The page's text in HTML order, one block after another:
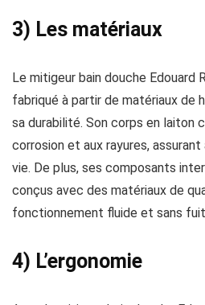
3) Les matériaux
Le mitigeur bain douche Edouard
fabriqué à partir de matériaux de
sa durabilité. Son corps en laiton
corrosion et aux rayures, assurant
vie. De plus, ses composants
conçus avec des matériaux de
fonctionnement fluide et sans
4) L’ergonomie